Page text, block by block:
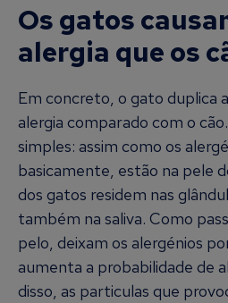
Os gatos
alergia que os
Em concreto, o gato duplica
alergia comparado com o
simples: assim como os
basicamente, estão na pele
dos gatos residem nas
também na saliva. Como
pelo, deixam os alergénios
aumenta a probabilidade de
disso, as particulas que